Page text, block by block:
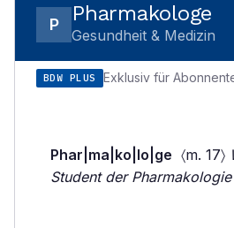
P Pharmakologe
Gesundheit & Medizin
BDW PLUS Exklusiv für
Phar|ma|ko|lo|ge 〈m. 17〉
Student der Pharmakologie